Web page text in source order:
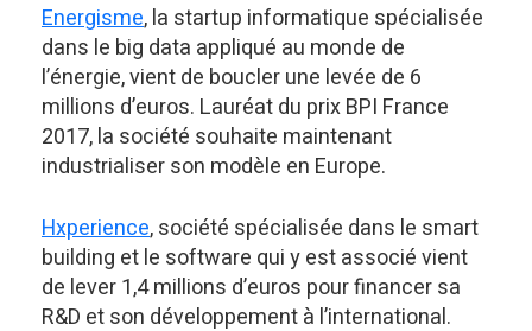
Energisme, la startup informatique spécialisée
dans le big data appliqué au monde de
l’énergie, vient de boucler une levée de 6
millions d’euros. Lauréat du prix BPI France
2017, la société souhaite maintenant
industrialiser son modèle en Europe.
Hxperience, société spécialisée dans le smart
building et le software qui y est associé vient
de lever 1,4 millions d’euros pour financer sa
R&D et son développement à l’international.